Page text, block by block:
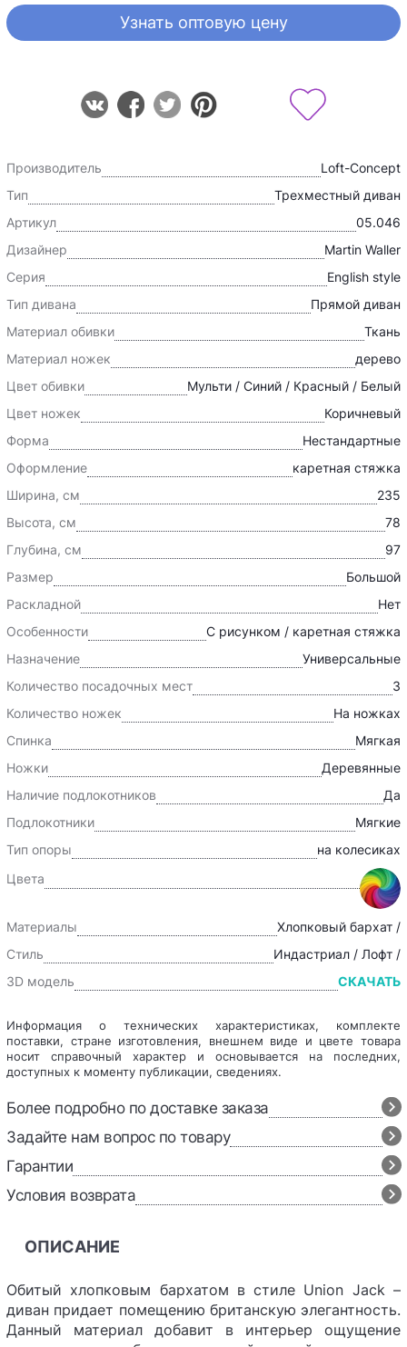
Узнать оптовую цену
Производитель
Loft-Concept
Тип
Трехместный диван
Артикул
05.046
Дизайнер
Martin Waller
Серия
English style
Тип дивана
Прямой диван
Материал обивки
Ткань
Материал ножек
дерево
Цвет обивки
Мульти / Синий / Красный / Белый
Цвет ножек
Коричневый
Форма
Нестандартные
Оформление
каретная стяжка
Ширина, см
235
Высота, см
78
Глубина, см
97
Размер
Большой
Раскладной
Нет
Особенности
С рисунком / каретная стяжка
Назначение
Универсальные
Количество посадочных мест
3
Количество ножек
На ножках
Спинка
Мягкая
Ножки
Деревянные
Наличие подлокотников
Да
Подлокотники
Мягкие
Тип опоры
на колесиках
Цвета
Материалы
Хлопковый бархат /
Стиль
Индастриал / Лофт /
3D модель
СКАЧАТЬ
Информация о технических характеристиках, комплекте
поставки, стране изготовления, внешнем виде и цвете товара
носит справочный характер и основывается на последних,
доступных к моменту публикации, сведениях.
Более подробно по доставке заказа
Задайте нам вопрос по товару
Гарантии
Условия возврата
ОПИСАНИЕ
Обитый хлопковым бархатом в стиле Union Jack –
диван придает помещению британскую элегантность.
Данный материал добавит в интерьер ощущение